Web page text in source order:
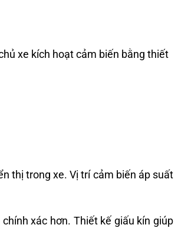
xe kích hoạt cảm biến bằng thiết
thị trong xe. Vị trí cảm biến áp suất
xác hơn. Thiết kế giấu kín giúp